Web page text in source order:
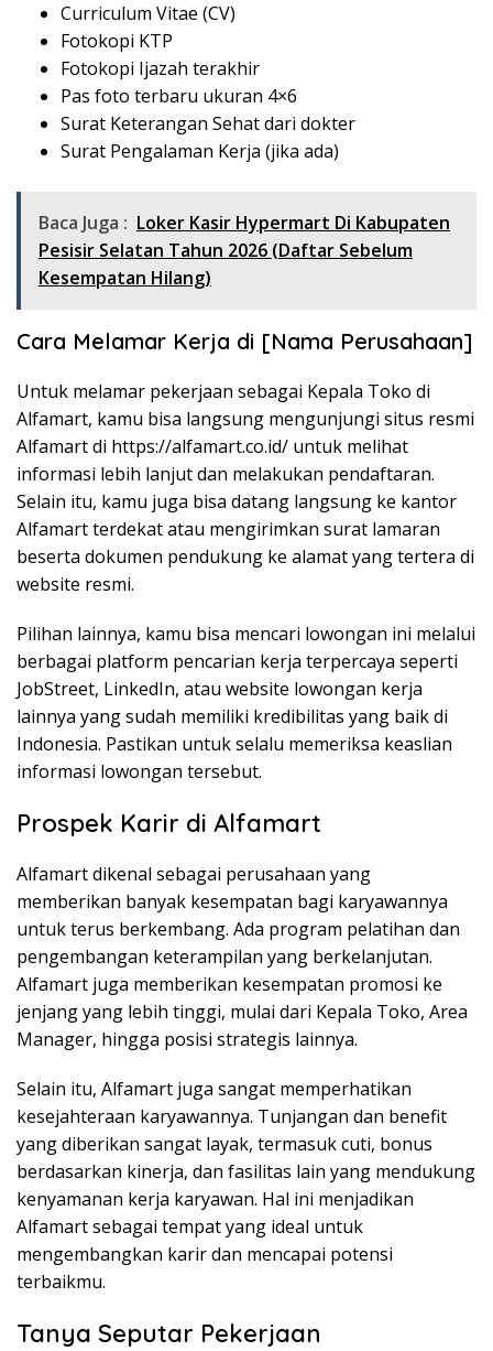
Curriculum Vitae (CV)
Fotokopi KTP
Fotokopi Ijazah terakhir
Pas foto terbaru ukuran 4×6
Surat Keterangan Sehat dari dokter
Surat Pengalaman Kerja (jika ada)
Baca Juga : Loker Kasir Hypermart Di Kabupaten
Pesisir Selatan Tahun 2026 (Daftar Sebelum
Kesempatan Hilang)
Cara Melamar Kerja di [Nama Perusahaan]
Untuk melamar pekerjaan sebagai Kepala Toko di
Alfamart, kamu bisa langsung mengunjungi situs resmi
Alfamart di https://alfamart.co.id/ untuk melihat
informasi lebih lanjut dan melakukan pendaftaran.
Selain itu, kamu juga bisa datang langsung ke kantor
Alfamart terdekat atau mengirimkan surat lamaran
beserta dokumen pendukung ke alamat yang tertera di
website resmi.
Pilihan lainnya, kamu bisa mencari lowongan ini melalui
berbagai platform pencarian kerja terpercaya seperti
JobStreet, LinkedIn, atau website lowongan kerja
lainnya yang sudah memiliki kredibilitas yang baik di
Indonesia. Pastikan untuk selalu memeriksa keaslian
informasi lowongan tersebut.
Prospek Karir di Alfamart
Alfamart dikenal sebagai perusahaan yang
memberikan banyak kesempatan bagi karyawannya
untuk terus berkembang. Ada program pelatihan dan
pengembangan keterampilan yang berkelanjutan.
Alfamart juga memberikan kesempatan promosi ke
jenjang yang lebih tinggi, mulai dari Kepala Toko, Area
Manager, hingga posisi strategis lainnya.
Selain itu, Alfamart juga sangat memperhatikan
kesejahteraan karyawannya. Tunjangan dan benefit
yang diberikan sangat layak, termasuk cuti, bonus
berdasarkan kinerja, dan fasilitas lain yang mendukung
kenyamanan kerja karyawan. Hal ini menjadikan
Alfamart sebagai tempat yang ideal untuk
mengembangkan karir dan mencapai potensi
terbaikmu.
Tanya Seputar Pekerjaan